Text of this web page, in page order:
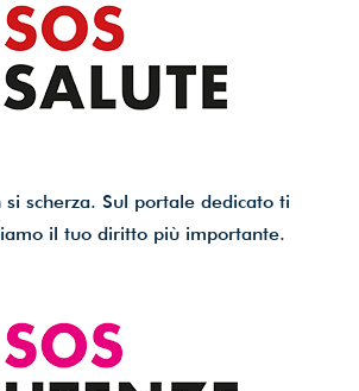
scherza. Sul portale dedicato ti
il tuo diritto più importante.